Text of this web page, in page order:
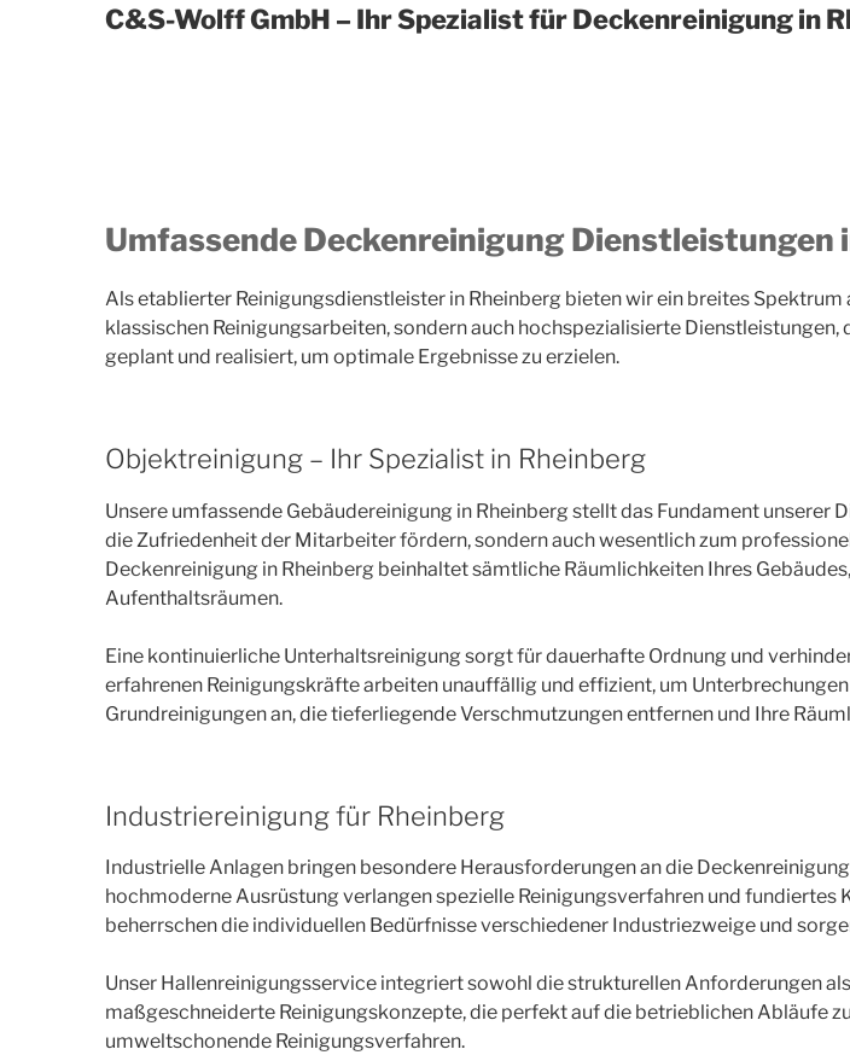
C&S-Wolff GmbH – Ihr Spezialist für Deckenreinigung in
Umfassende Deckenreinigung Dienstleistungen
Als etablierter Reinigungsdienstleister in Rheinberg bieten wir ein breites
klassischen Reinigungsarbeiten, sondern auch hochspezialisierte
geplant und realisiert, um optimale Ergebnisse zu erzielen.
Objektreinigung – Ihr Spezialist in Rheinberg
Unsere umfassende Gebäudereinigung in Rheinberg stellt das Fundament
die Zufriedenheit der Mitarbeiter fördern, sondern auch wesentlich zum
Deckenreinigung in Rheinberg beinhaltet sämtliche Räumlichkeiten Ihres
Aufenthaltsräumen.
Eine kontinuierliche Unterhaltsreinigung sorgt für dauerhafte Ordnung und
erfahrenen Reinigungskräfte arbeiten unauffällig und effizient, um
Grundreinigungen an, die tieferliegende Verschmutzungen entfernen und Ihre
Industriereinigung für Rheinberg
Industrielle Anlagen bringen besondere Herausforderungen an die
hochmoderne Ausrüstung verlangen spezielle Reinigungsverfahren und
beherrschen die individuellen Bedürfnisse verschiedener Industriezweige und
Unser Hallenreinigungsservice integriert sowohl die strukturellen Anforderungen
maßgeschneiderte Reinigungskonzepte, die perfekt auf die betrieblichen Abläufe
umweltschonende Reinigungsverfahren.